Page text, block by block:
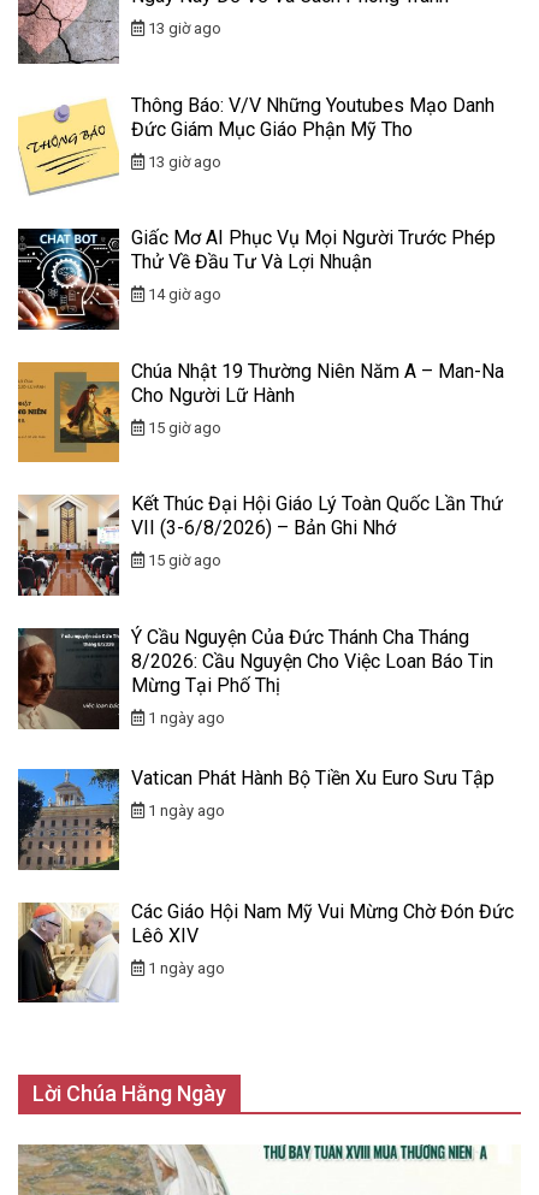
13 giờ ago
Thông Báo: V/v Những Youtubes Mạo Danh
Đức Giám Mục Giáo Phận Mỹ Tho
13 giờ ago
Giấc Mơ AI Phục Vụ Mọi Người Trước Phép
Thử Về Đầu Tư Và Lợi Nhuận
14 giờ ago
Chúa Nhật 19 Thường Niên Năm A – Man-Na
Cho Người Lữ Hành
15 giờ ago
Kết Thúc Đại Hội Giáo Lý Toàn Quốc Lần Thứ
VII (3-6/8/2026) – Bản Ghi Nhớ
15 giờ ago
Ý Cầu Nguyện Của Đức Thánh Cha Tháng
8/2026: Cầu Nguyện Cho Việc Loan Báo Tin
Mừng Tại Phố Thị
1 ngày ago
Vatican Phát Hành Bộ Tiền Xu Euro Sưu Tập
1 ngày ago
Các Giáo Hội Nam Mỹ Vui Mừng Chờ Đón Đức
Lêô XIV
1 ngày ago
Lời Chúa Hằng Ngày